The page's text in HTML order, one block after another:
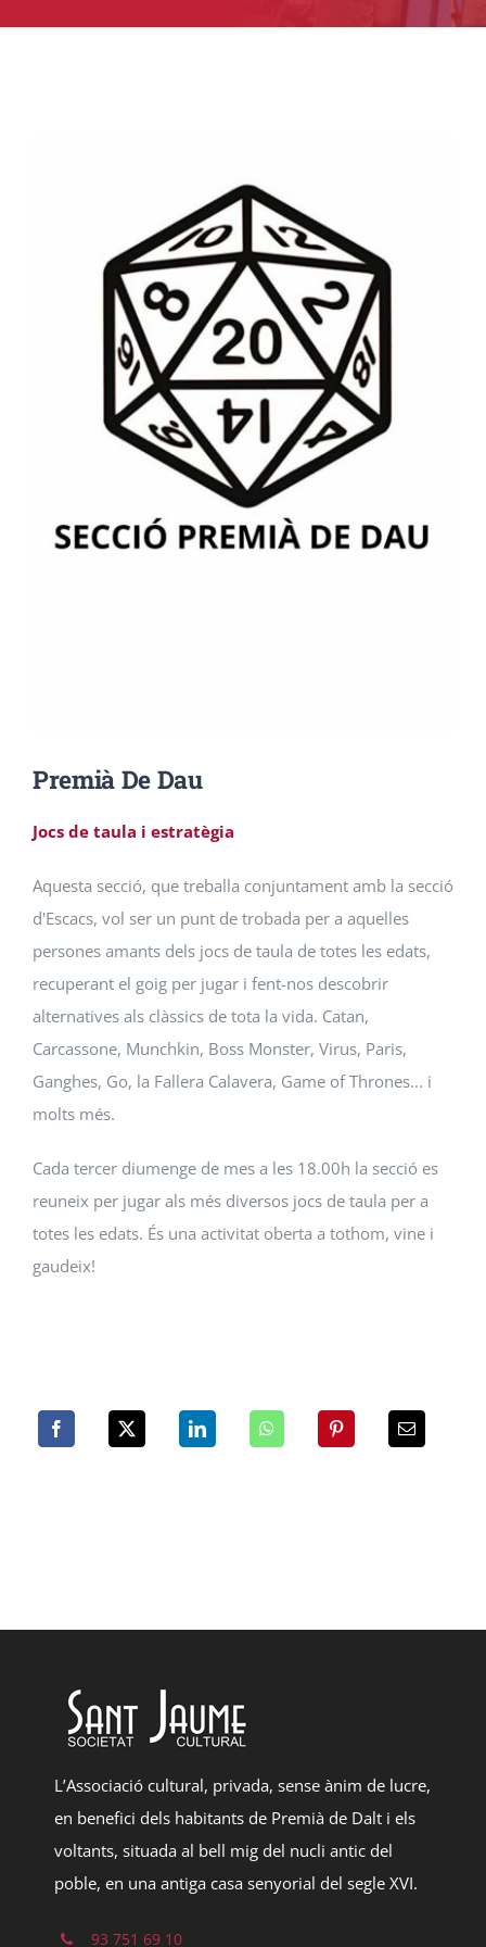
Premià De Dau
Jocs de taula i estratègia
Aquesta secció, que treballa conjuntament amb la secció
d'Escacs, vol ser un punt de trobada per a aquelles
persones amants dels jocs de taula de totes les edats,
recuperant el goig per jugar i fent-nos descobrir
alternatives als clàssics de tota la vida. Catan,
Carcassone, Munchkin, Boss Monster, Virus, Paris,
Ganghes, Go, la Fallera Calavera, Game of Thrones... i
molts més.
Cada tercer diumenge de mes a les 18.00h la secció es
reuneix per jugar als més diversos jocs de taula per a
totes les edats. És una activitat oberta a tothom, vine i
gaudeix!
L’Associació cultural, privada, sense ànim de lucre,
en benefici dels habitants de Premià de Dalt i els
voltants, situada al bell mig del nucli antic del
poble, en una antiga casa senyorial del segle XVI.
93 751 69 10